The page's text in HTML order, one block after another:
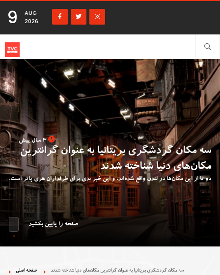
9
AUG
2026
3 سال پیش
سه مکان گردشگری بریتانیا به عنوان گرانترین
مکان‌های دنیا شناخته شدند
دو تا از این مکان‌ها در لندن واقع شده‌اند، و این خبر بدی برای طرفداران هری پاتر است.
صفحه را پایین بکشید
صفحه اصلی سه مکان گردشگری بریتانیا به عنوان گرانترین مکان‌های دنیا شناخته شدند